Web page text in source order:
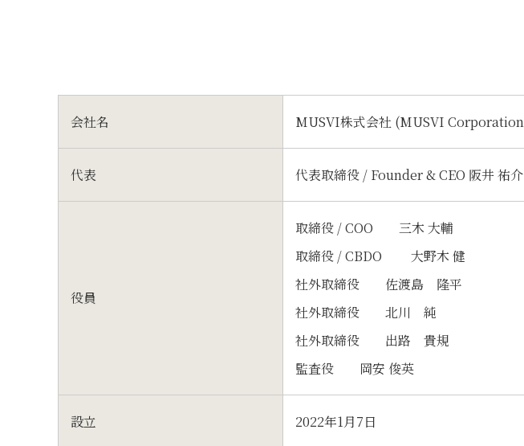
会社名 MUSVI株式会社 (MUSVI
代表 代表取締役 / Founder & CEO 阪井 祐介
役員
取締役 / COO 三木 大輔
取締役 / CBDO 大野木 健
社外取締役 佐渡島 隆平
社外取締役 北川 純
社外取締役 出路 貴規
監査役 岡安 俊英
設立 2022年1月7日